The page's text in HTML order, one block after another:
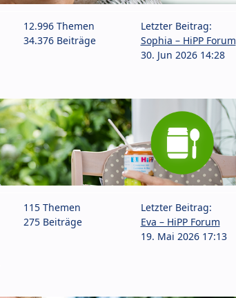
12.996 Themen
34.376 Beiträge
Letzter Beitrag:
Sophia – HiPP Forum
30. Jun 2026 14:28
115 Themen
275 Beiträge
Letzter Beitrag:
Eva – HiPP Forum
19. Mai 2026 17:13